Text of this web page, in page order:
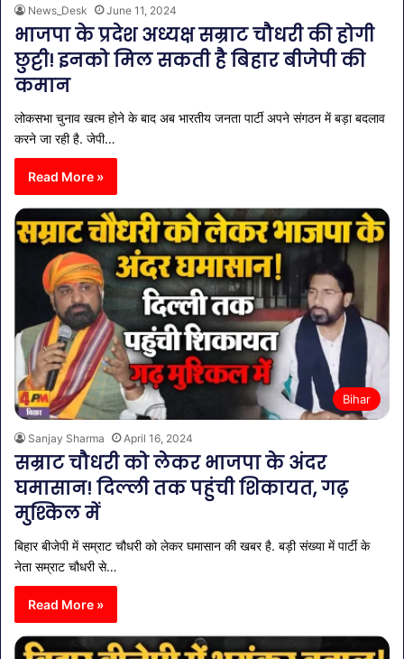
News_Desk June 11, 2024
भाजपा के प्रदेश अध्यक्ष सम्राट चौधरी की होगी
छुट्टी! इनको मिल सकती है बिहार बीजेपी की
कमान
लोकसभा चुनाव खत्म होने के बाद अब भारतीय जनता पार्टी अपने संगठन में बड़ा बदलाव
करने जा रही है. जेपी…
Read More »
Bihar
Sanjay Sharma April 16, 2024
सम्राट चौधरी को लेकर भाजपा के अंदर
घमासान! दिल्ली तक पहुंची शिकायत, गढ़
मुश्किल में
बिहार बीजेपी में सम्राट चौधरी को लेकर घमासान की खबर है. बड़ी संख्या में पार्टी के
नेता सम्राट चौधरी से…
Read More »